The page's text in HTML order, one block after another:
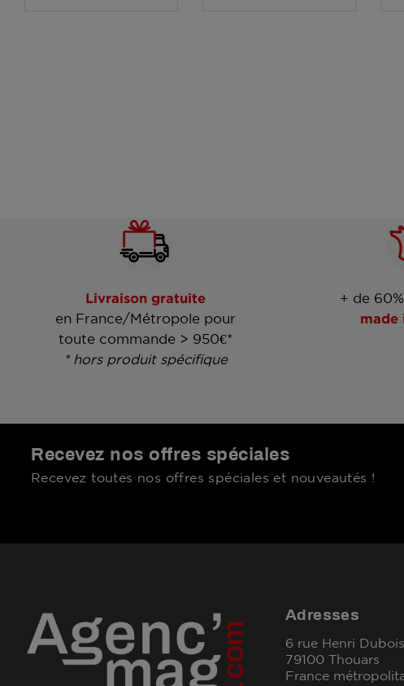
Livraison gratuite
en France/Métropole pour
toute commande > 950€*
* hors produit spécifique
+ de
made
Recevez nos offres spéciales
Recevez toutes nos offres spéciales et nouveautés !
Adresses
6 rue Henri Dubois
79100 Thouars
France